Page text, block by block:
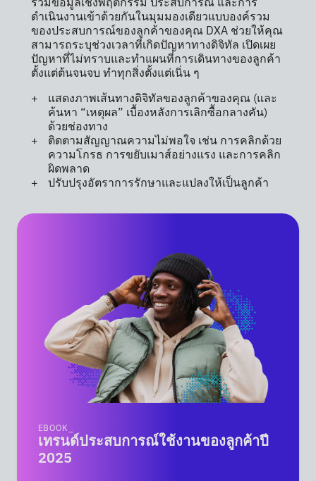
ดำเนินงานเข้าด้วยกันในมุมมองเดียวแบบองค์รวม
ของประสบการณ์ของลูกค้าของคุณ DXA ช่วยให้คุณ
สามารถระบุช่วงเวลาที่เกิดปัญหาทางดิจิทัล เปิดเผย
ปัญหาที่ไม่ทราบและทำแผนที่การเดินทางของลูกค้า
ตั้งแต่ต้นจนจบ ทำทุกสิ่งตั้งแต่เนิ่น ๆ
แสดงภาพเส้นทางดิจิทัลของลูกค้าของคุณ (และ
ค้นหา “เหตุผล” เบื้องหลังการเลิกซื้อกลางคัน)
ด้วยช่องทาง
ติดตามสัญญาณความไม่พอใจ เช่น การคลิกด้วย
ความโกรธ การขยับเมาส์อย่างแรง และการคลิก
ผิดพลาด
ปรับปรุงอัตราการรักษาและแปลงให้เป็นลูกค้า
EBOOK_
เทรนด์ประสบการณ์ใช้งานของลูกค้าปี
2025